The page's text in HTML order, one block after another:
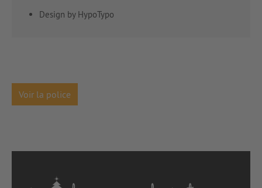
Design by HypoTypo
Voir la police